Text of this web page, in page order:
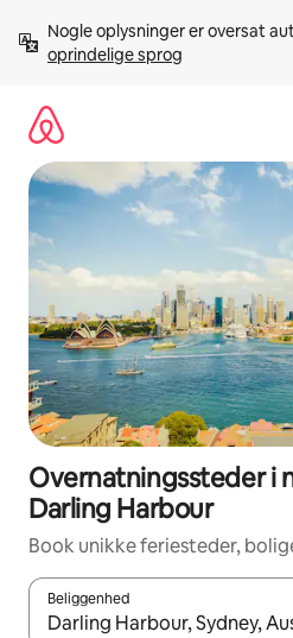
videre
Nogle oplysninger er oversat
oprindelige sprog
Overnatningssteder i
Darling Harbour
Book unikke feriesteder,
Beliggenhed
Når resultaterne er